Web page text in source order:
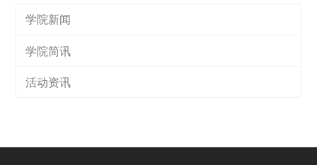
学院新闻
学院简讯
活动资讯